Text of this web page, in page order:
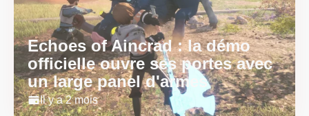
Echoes of Aincrad : la démo
officielle ouvre ses portes avec
un large panel d'armes
Il y a 2 mois